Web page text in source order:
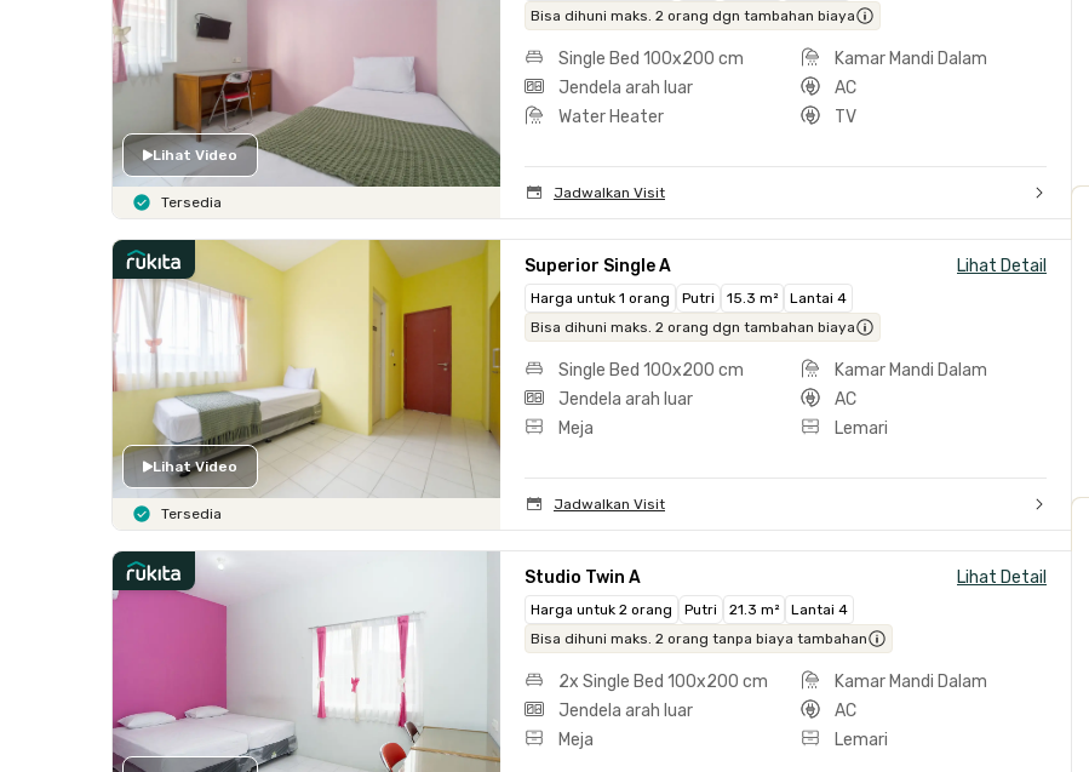
Lihat Video
Tersedia
Bisa dihuni maks. 2 orang dgn tambahan biaya
Single Bed 100x200 cm
Kamar Mandi Dalam
Jendela arah luar
AC
Water Heater
TV
Jadwalkan Visit
Lihat Video
Tersedia
Superior Single A Lihat Detail
Harga untuk 1 orang Putri 15.3 m²
Lantai 4
Bisa dihuni maks. 2 orang dgn tambahan biaya
Single Bed 100x200 cm
Kamar Mandi Dalam
Jendela arah luar
AC
Meja
Lemari
Jadwalkan Visit
Studio Twin A Lihat Detail
Harga untuk 2 orang Putri 21.3 m²
Lantai 4
Bisa dihuni maks. 2 orang tanpa biaya tambahan
2x Single Bed 100x200 cm
Kamar Mandi Dalam
Jendela arah luar
AC
Meja
Lemari